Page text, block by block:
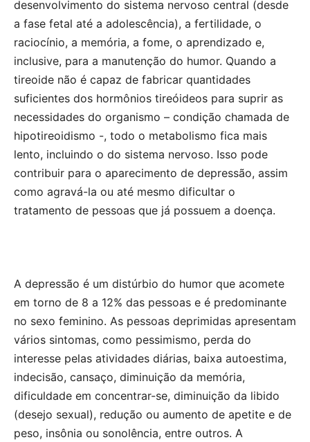
desenvolvimento do sistema nervoso central (desde
a fase fetal até a adolescência), a fertilidade, o
raciocínio, a memória, a fome, o aprendizado e,
inclusive, para a manutenção do humor. Quando a
tireoide não é capaz de fabricar quantidades
suficientes dos hormônios tireóideos para suprir as
necessidades do organismo – condição chamada de
hipotireoidismo -, todo o metabolismo fica mais
lento, incluindo o do sistema nervoso. Isso pode
contribuir para o aparecimento de depressão, assim
como agravá-la ou até mesmo dificultar o
tratamento de pessoas que já possuem a doença.
A depressão é um distúrbio do humor que acomete
em torno de 8 a 12% das pessoas e é predominante
no sexo feminino. As pessoas deprimidas apresentam
vários sintomas, como pessimismo, perda do
interesse pelas atividades diárias, baixa autoestima,
indecisão, cansaço, diminuição da memória,
dificuldade em concentrar-se, diminuição da libido
(desejo sexual), redução ou aumento de apetite e de
peso, insônia ou sonolência, entre outros. A